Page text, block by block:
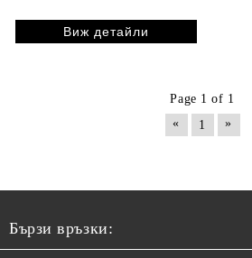
Виж детайли
Page 1 of 1
«
1 »
Бързи връзки: